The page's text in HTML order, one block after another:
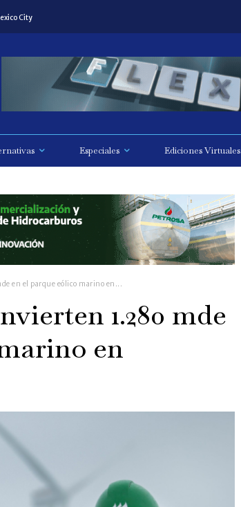
City
Especiales Ediciones Virtuales
en el parque eólico marino en...
1.280 mde
en